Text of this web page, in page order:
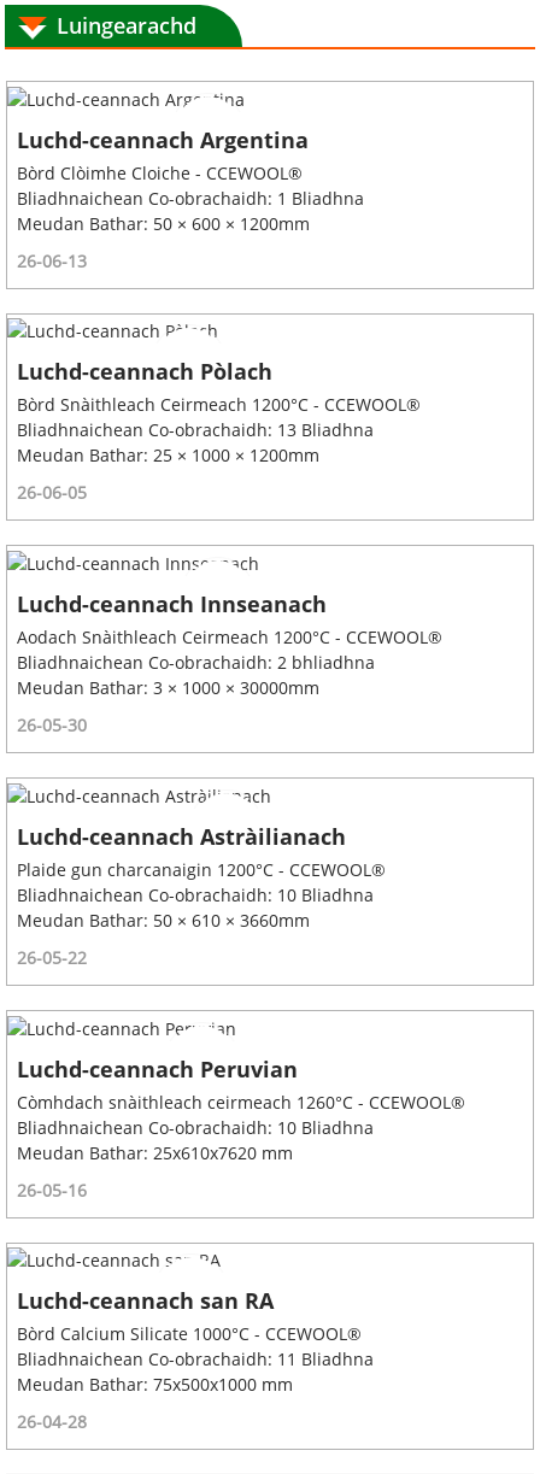
Luingearachd
Luchd-ceannach Argentina
Bòrd Clòimhe Cloiche - CCEWOOL®
Bliadhnaichean Co-obrachaidh: 1 Bliadhna
Meudan Bathar: 50 × 600 × 1200mm
26-06-13
Luchd-ceannach Pòlach
Bòrd Snàithleach Ceirmeach 1200°C - CCEWOOL®
Bliadhnaichean Co-obrachaidh: 13 Bliadhna
Meudan Bathar: 25 × 1000 × 1200mm
26-06-05
Luchd-ceannach Innseanach
Aodach Snàithleach Ceirmeach 1200°C - CCEWOOL®
Bliadhnaichean Co-obrachaidh: 2 bhliadhna
Meudan Bathar: 3 × 1000 × 30000mm
26-05-30
Luchd-ceannach Astràilianach
Plaide gun charcanaigin 1200°C - CCEWOOL®
Bliadhnaichean Co-obrachaidh: 10 Bliadhna
Meudan Bathar: 50 × 610 × 3660mm
26-05-22
Luchd-ceannach Peruvian
Còmhdach snàithleach ceirmeach 1260°C - CCEWOOL®
Bliadhnaichean Co-obrachaidh: 10 Bliadhna
Meudan Bathar: 25x610x7620 mm
26-05-16
Luchd-ceannach san RA
Bòrd Calcium Silicate 1000°C - CCEWOOL®
Bliadhnaichean Co-obrachaidh: 11 Bliadhna
Meudan Bathar: 75x500x1000 mm
26-04-28